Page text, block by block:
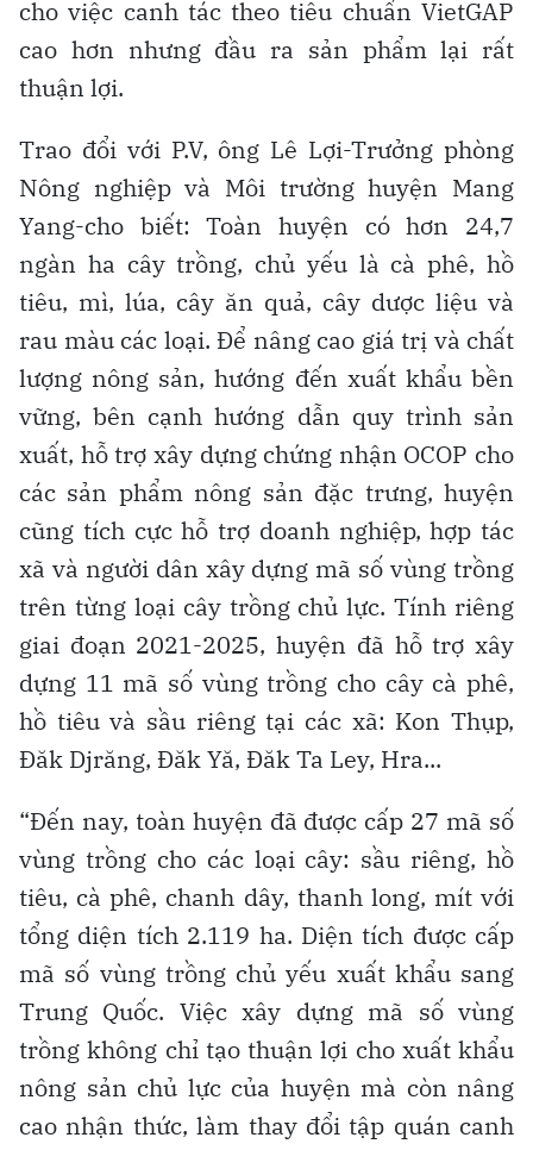
cho việc canh tác theo tiêu chuẩn VietGAP
cao hơn nhưng đầu ra sản phẩm lại rất
thuận lợi.
Trao đổi với P.V, ông Lê Lợi-Trưởng phòng
Nông nghiệp và Môi trường huyện Mang
Yang-cho biết: Toàn huyện có hơn 24,7
ngàn ha cây trồng, chủ yếu là cà phê, hồ
tiêu, mì, lúa, cây ăn quả, cây dược liệu và
rau màu các loại. Để nâng cao giá trị và chất
lượng nông sản, hướng đến xuất khẩu bền
vững, bên cạnh hướng dẫn quy trình sản
xuất, hỗ trợ xây dựng chứng nhận OCOP cho
các sản phẩm nông sản đặc trưng, huyện
cũng tích cực hỗ trợ doanh nghiệp, hợp tác
xã và người dân xây dựng mã số vùng trồng
trên từng loại cây trồng chủ lực. Tính riêng
giai đoạn 2021-2025, huyện đã hỗ trợ xây
dựng 11 mã số vùng trồng cho cây cà phê,
hồ tiêu và sầu riêng tại các xã: Kon Thụp,
Đăk Djrăng, Đăk Yă, Đăk Ta Ley, Hra...
“Đến nay, toàn huyện đã được cấp 27 mã số
vùng trồng cho các loại cây: sầu riêng, hồ
tiêu, cà phê, chanh dây, thanh long, mít với
tổng diện tích 2.119 ha. Diện tích được cấp
mã số vùng trồng chủ yếu xuất khẩu sang
Trung Quốc. Việc xây dựng mã số vùng
trồng không chỉ tạo thuận lợi cho xuất khẩu
nông sản chủ lực của huyện mà còn nâng
cao nhận thức, làm thay đổi tập quán canh